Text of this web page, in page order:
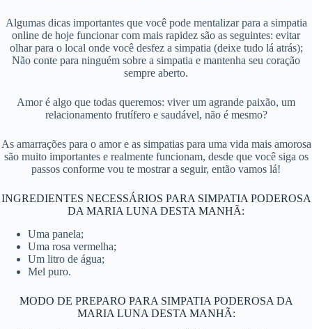
Algumas dicas importantes que você pode mentalizar para a simpatia
online de hoje funcionar com mais rapidez são as seguintes: evitar
olhar para o local onde você desfez a simpatia (deixe tudo lá atrás);
Não conte para ninguém sobre a simpatia e mantenha seu coração
sempre aberto.
Amor é algo que todas queremos: viver um agrande paixão, um
relacionamento frutífero e saudável, não é mesmo?
As amarrações para o amor e as simpatias para uma vida mais amorosa
são muito importantes e realmente funcionam, desde que você siga os
passos conforme vou te mostrar a seguir, então vamos lá!
INGREDIENTES NECESSÁRIOS PARA SIMPATIA PODEROSA
DA MARIA LUNA DESTA MANHÃ:
Uma panela;
Uma rosa vermelha;
Um litro de água;
Mel puro.
MODO DE PREPARO PARA SIMPATIA PODEROSA DA
MARIA LUNA DESTA MANHÃ: